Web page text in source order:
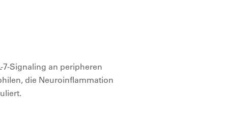
7-Signaling an peripheren
die Neuroinflammation